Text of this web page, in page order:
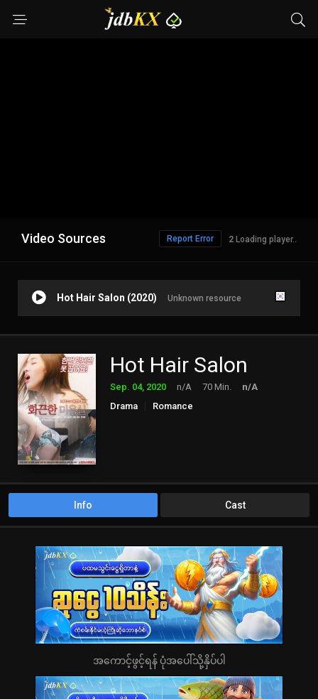
Video Sources 1 Loading player..
Report Error
Hot Hair Salon (2020) Unknown resource
Hot Hair Salon
Sep. 04, 2020 n/A 70 Min.
n/A
Drama
Romance
Info Cast
အကောင့်ဖွင့်ရန် ပုံအပေါ်သို့နှိပ်ပါ